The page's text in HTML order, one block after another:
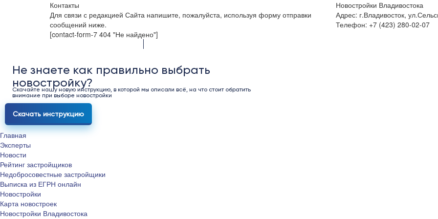
Контакты
Для связи с редакцией Сайта напишите, пожалуйста, используя форму отправки
сообщений ниже.
[contact-form-7 404 "Не найдено"]
Новостройки Владивостока
Адрес: г.Владивосток,
Телефон: +7 (423) 280-02-07
Не знаете как правильно выбрать
новостройку?
Скачайте нашу новую инструкцию, в которой мы описали всё, на что стоит обратить
внимание при выборе новостройки
Скачать инструкцию
Главная
Эксперты
Новости
Рейтинг застройщиков
Недобросовестные застройщики
Выписка из ЕГРН онлайн
Новостройки
Карта новостроек
Новостройки Владивостока